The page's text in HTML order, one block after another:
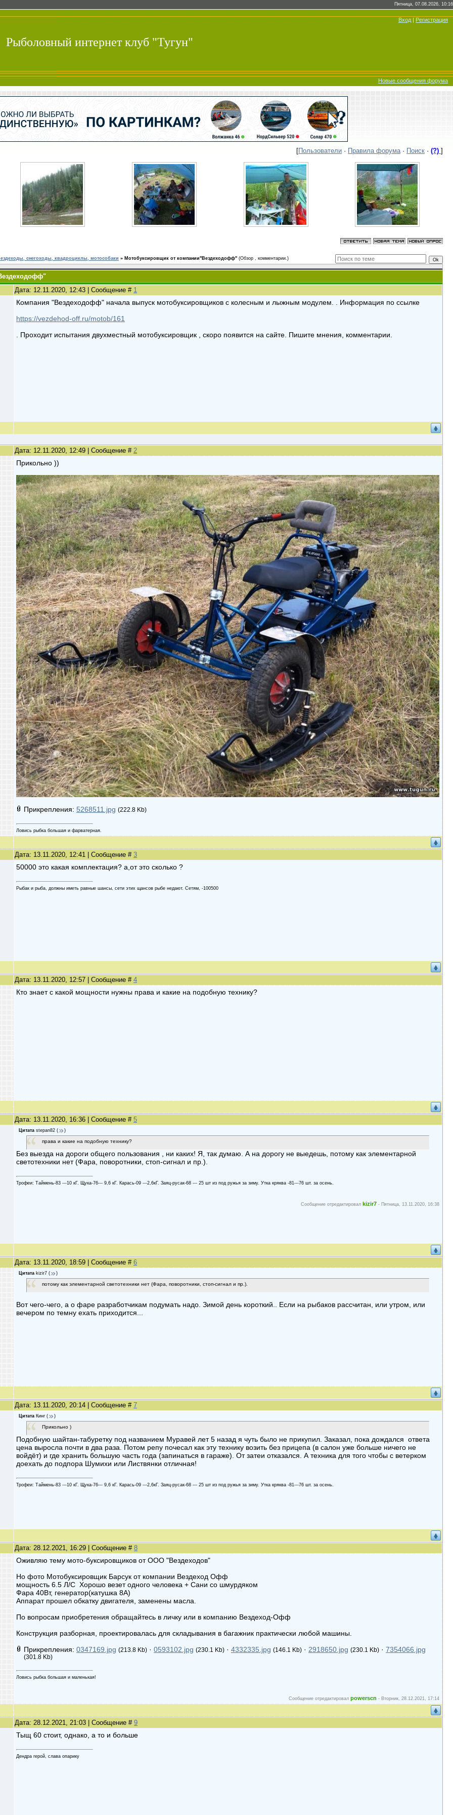
Пятница, 07.08.2026, 10:16
Вход | Регистрация
Рыболовный интернет клуб "Тугун"
Новые сообщения форума
[Пользователи · Правила форума· Поиск · (?) ]
снегоходы, квадроциклы, мотособаки » Мотобуксировщик от компании"Вездеходофф" (Обзор , комментарии.)
Дата: 12.11.2020, 12:43 | Сообщение # 1
Компания "Вездеходофф" начала выпуск мотобуксировщиков с колесным и лыжным модулем. . Информация по ссылке
https://vezdehod-off.ru/motob/161
. Проходит испытания двухместный мотобуксировщик , скоро появится на сайте. Пишите мнения, комментарии.
Дата: 12.11.2020, 12:49 | Сообщение # 2
Прикольно ))
Прикрепления: 5268511.jpg (222.8 Kb)
Ловись рыбка большая и фарватерная.
Дата: 13.11.2020, 12:41 | Сообщение # 3
50000 это какая комплектация? а,от это сколько ?
Рыбак и рыба, должны иметь равные шансы, сети этих щансов рыбе недают. Сетям, -100500
Дата: 13.11.2020, 12:57 | Сообщение # 4
Кто знает с какой мощности нужны права и какие на подобную технику?
Дата: 13.11.2020, 16:36 | Сообщение # 5
Цитата stepan82 ( )
права и какие на подобную технику?
Без выезда на дороги общего пользования , ни каких! Я, так думаю. А на дорогу не выедешь, потому как элементарной
светотехники нет (Фара, поворотники, стоп-сигнал и пр.).
Трофеи: Таймень-83 ---10 кГ. Щука-76--- 9,6 кГ. Карась-09 ---2,6кГ. Заяц-русак-68 --- 25 шт из под ружья за зиму. Утка кряква -81---76 шт. за осень.
Сообщение отредактировал kizir7 - Пятница, 13.11.2020, 16:38
Дата: 13.11.2020, 18:59 | Сообщение # 6
Цитата kizir7 ( )
потому как элементарной светотехники нет (Фара, поворотники, стоп-сигнал и пр.).
Вот чего-чего, а о фаре разработчикам подумать надо. Зимой день короткий.. Если на рыбаков рассчитан, или утром, или
вечером по темну ехать приходится...
Дата: 13.11.2020, 20:14 | Сообщение # 7
Цитата Кинг ( )
Прикольно )
Подобную шайтан-табуретку под названием Муравей лет 5 назад я чуть было не прикупил. Заказал, пока дождался ответа
цена выросла почти в два раза. Потом репу почесал как эту технику возить без прицепа (в салон уже больше ничего не
войдёт) и где хранить большую часть года (запинаться в гараже). От затеи отказался. А техника для того чтобы с ветерком
доехать до подпора Шумихи или Листвянки отличная!
Трофеи: Таймень-83 ---10 кГ. Щука-76--- 9,6 кГ. Карась-09 ---2,6кГ. Заяц-русак-68 --- 25 шт из под ружья за зиму. Утка кряква -81---76 шт. за осень.
Дата: 28.12.2021, 16:29 | Сообщение # 8
Оживляю тему мото-буксировщиков от ООО "Вездеходов"
Но фото Мотобуксировщик Барсук от компании Вездеход Офф
мощность 6.5 Л/С Хорошо везет одного человека + Сани со шмурдяком
Фара 40Вт, генератор(катушка 8А)
Аппарат прошел обкатку двигателя, заменены масла.
По вопросам приобретения обращайтесь в личку или в компанию Вездеход-Офф
Конструкция разборная, проектировалась для складывания в багажник практически любой машины.
Прикрепления: 0347169.jpg (213.8 Kb) · 0593102.jpg (230.1 Kb) · 4332335.jpg (146.1 Kb) · 2918650.jpg (230.1 Kb) · 7354066.jpg
(301.8 Kb)
Ловись рыбка большая и маленькая!
Сообщение отредактировал powerscn - Вторник, 28.12.2021, 17:14
Дата: 28.12.2021, 21:03 | Сообщение # 9
Тыщ 60 стоит, однако, а то и больше
Дендра герой, слава опарику